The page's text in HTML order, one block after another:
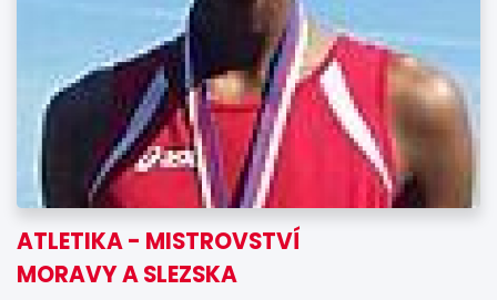
ATLETIKA - MISTROVSTVÍ
MORAVY A SLEZSKA